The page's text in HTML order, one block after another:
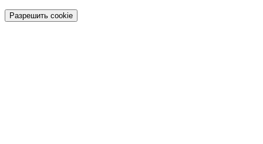
Разрешить cookie